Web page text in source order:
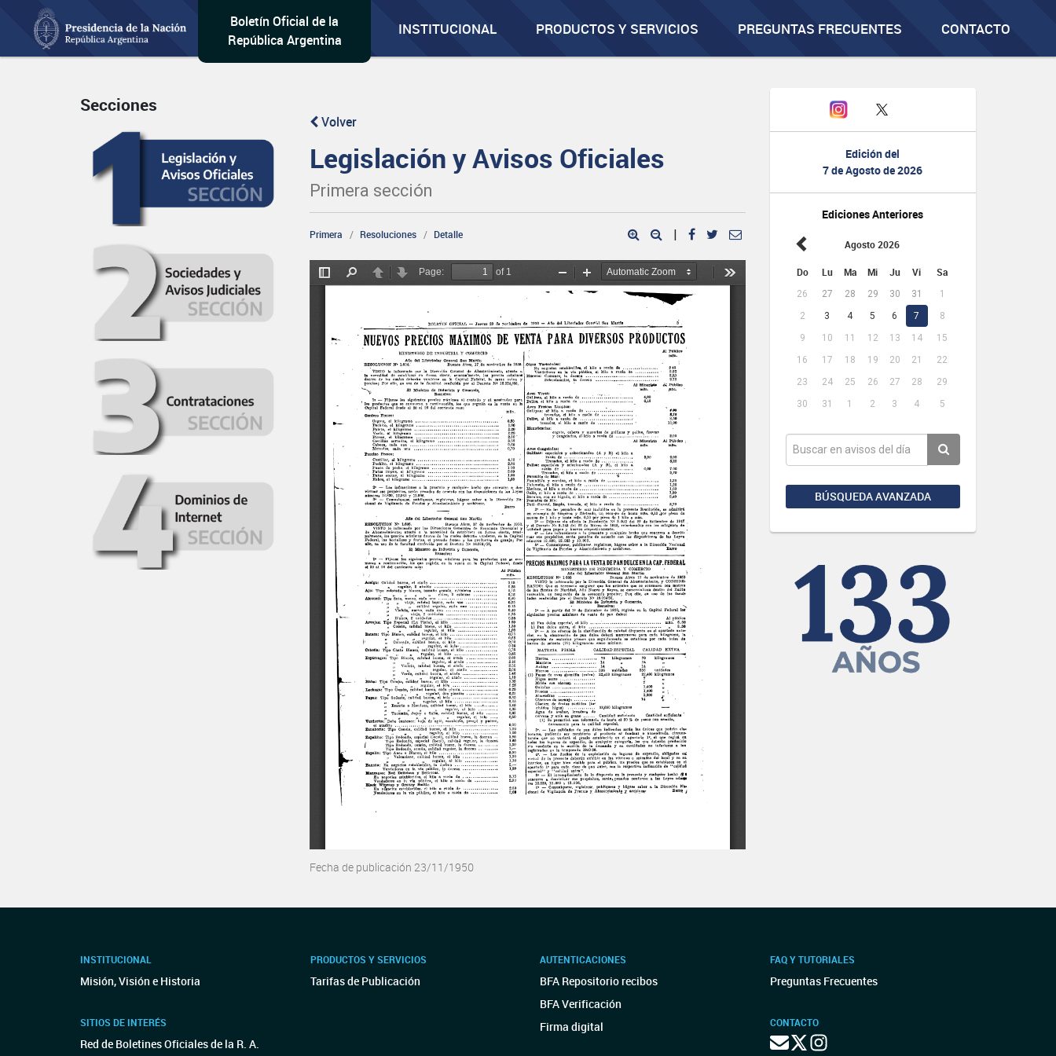
Boletín Oficial de la
República Argentina
INSTITUCIONAL PRODUCTOS Y SERVICIOS PREGUNTAS FRECUENTES CONTACTO
Edición del
7 de Agosto de 2026
Ediciones Anteriores
Agosto 2026
Do Lu Ma Mi Ju Vi Sa
26 27 28 29 30 31
1
2
3 4 5 6 7
8
9
10 11 12 13 14
15
16
17 18 19 20 21
22
23
24 25 26 27 28
29
30
31 1 2 3 4 5
BÚSQUEDA AVANZADA
Secciones
Volver
Legislación y Avisos Oficiales
Primera sección
Primera Resoluciones Detalle |
Fecha de publicación 23/11/1950
INSTITUCIONAL
Misión, Visión e Historia
SITIOS DE INTERÉS
Red de Boletines Oficiales de la R. A.
PRODUCTOS Y SERVICIOS
Tarifas de Publicación
AUTENTICACIONES
BFA Repositorio recibos
BFA Verificación
Firma digital
FAQ Y TUTORIALES
Preguntas Frecuentes
CONTACTO